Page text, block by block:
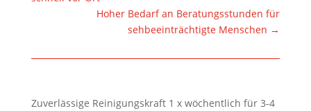
Hoher Bedarf an Beratungsstunden für
sehbeeinträchtigte Menschen →
Zuverlässige Reinigungskraft 1 x wöchentlich für 3-4